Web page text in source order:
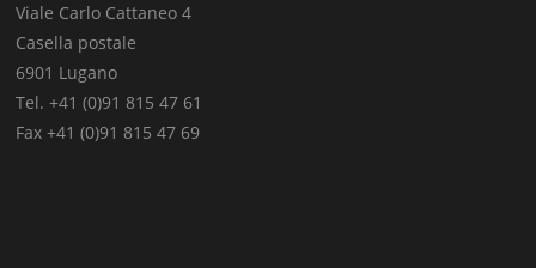
Viale Carlo Cattaneo 4
Casella postale
6901 Lugano
Tel. +41 (0)91 815 47 61
Fax +41 (0)91 815 47 69